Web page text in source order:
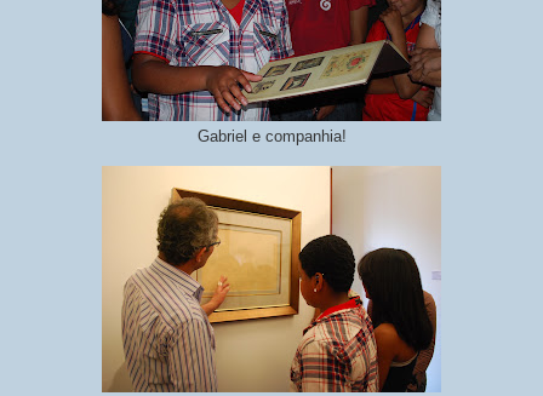
Gabriel e companhia!